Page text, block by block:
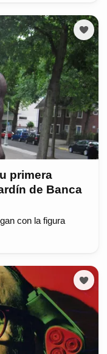
primera
de Banca
con la figura